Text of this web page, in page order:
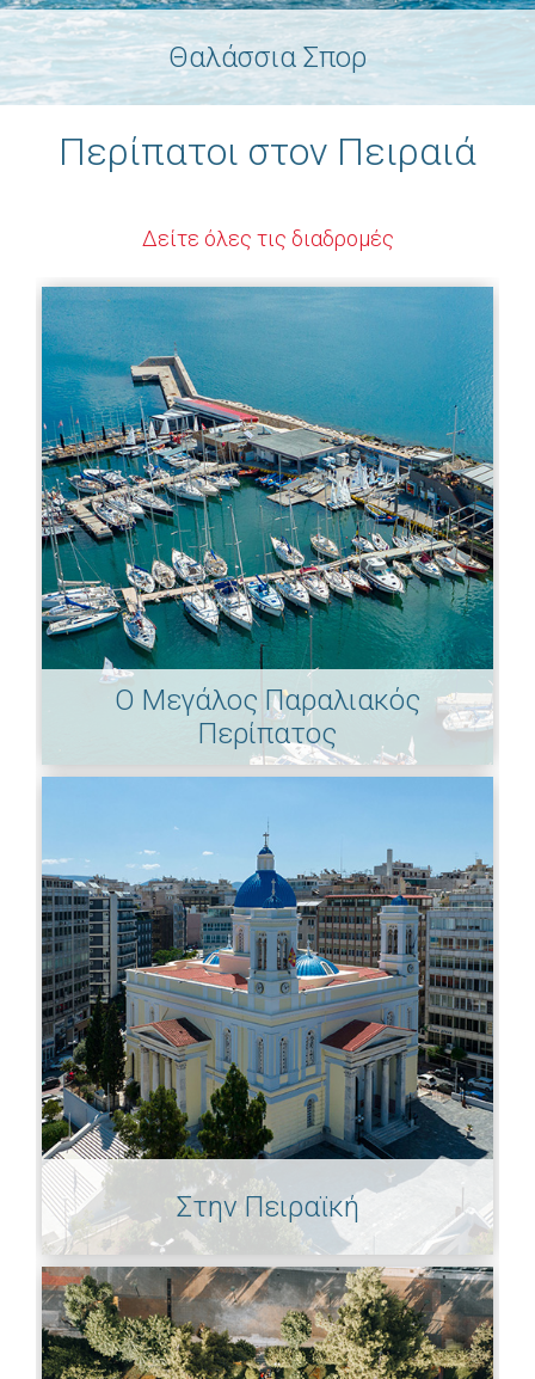
Θαλάσσια Σπορ
Περίπατοι στον Πειραιά
Δείτε όλες τις διαδρομές
Ο Μεγάλος Παραλιακός
Περίπατος
Στην Πειραϊκή